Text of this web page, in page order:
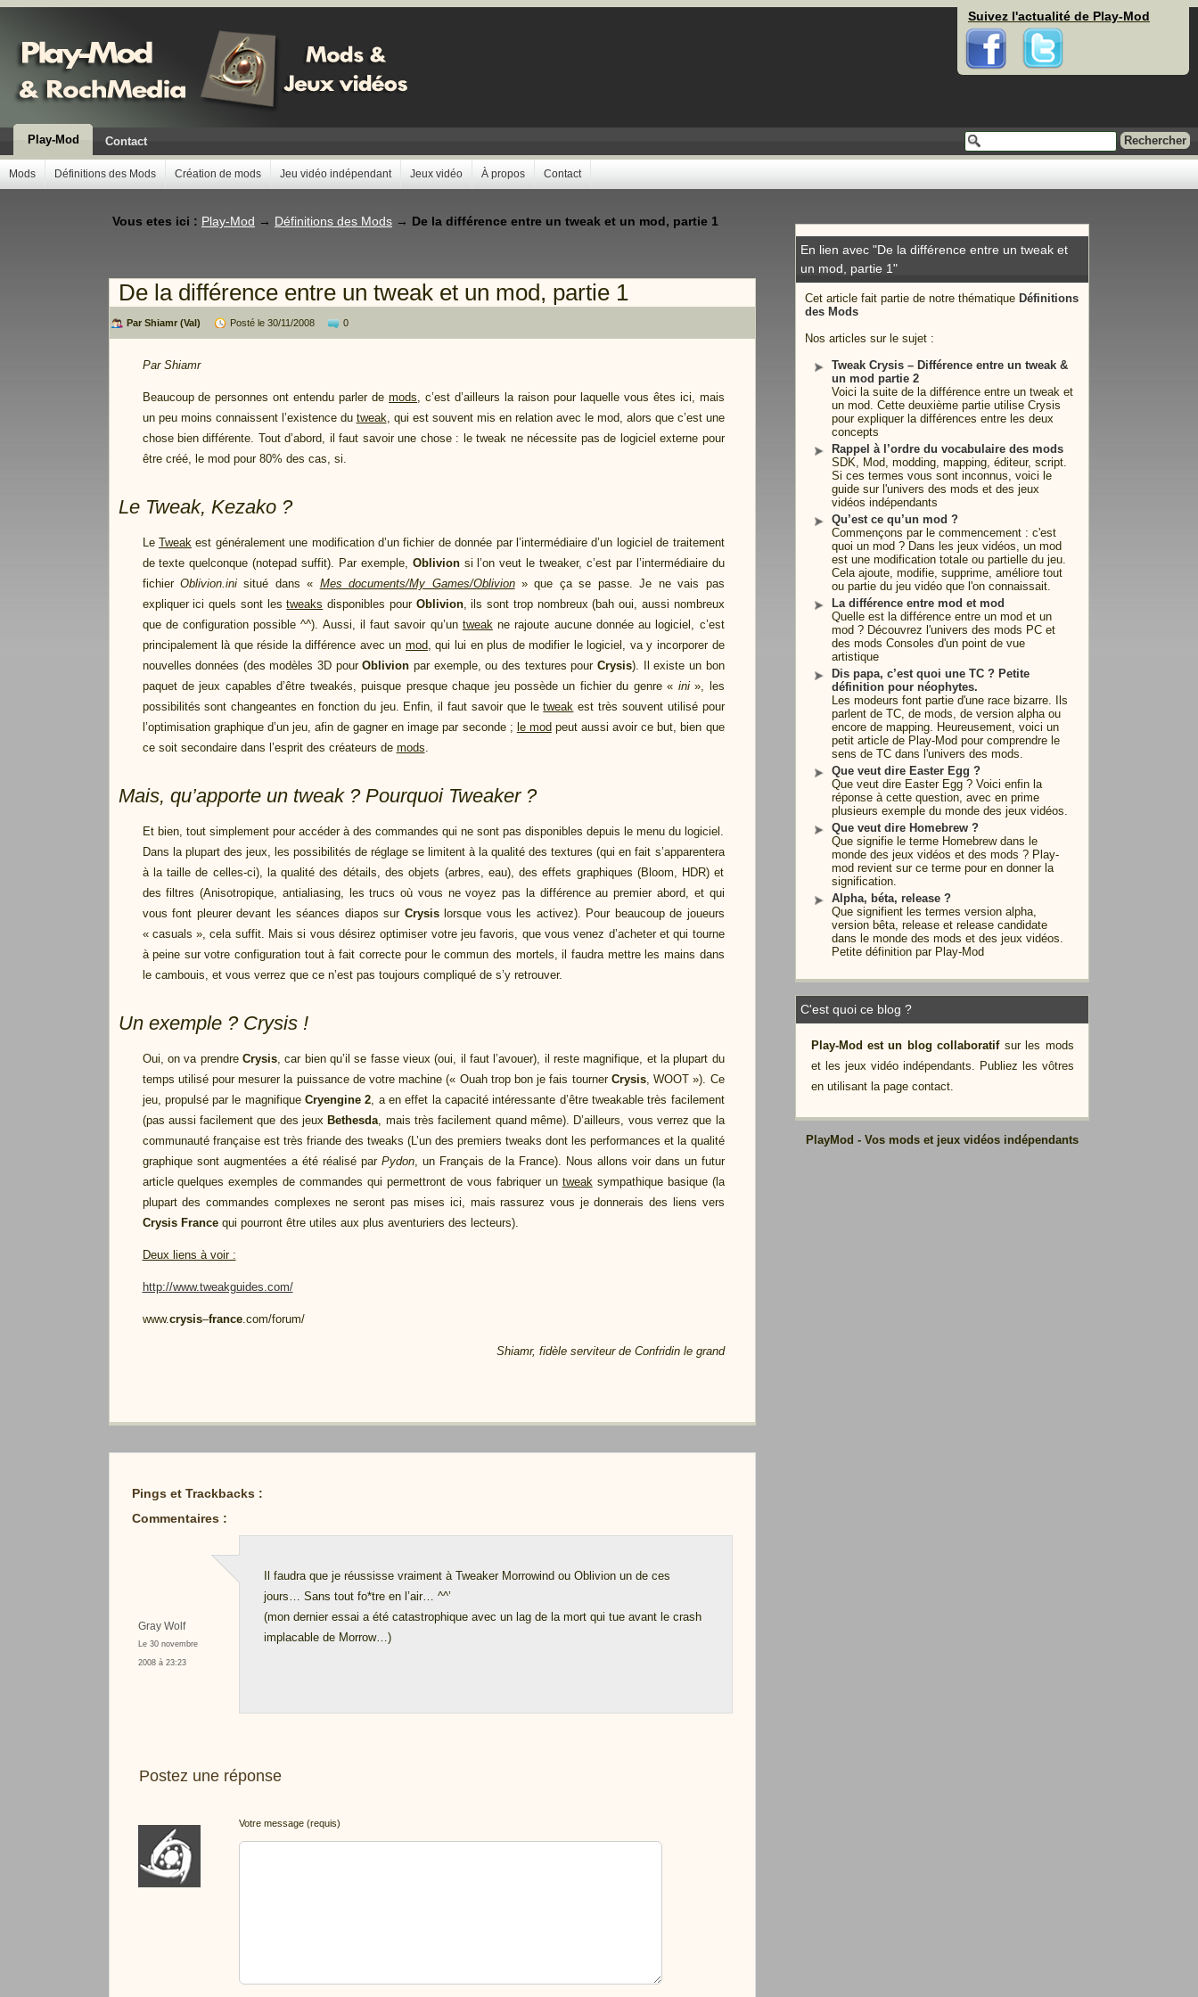
Suivez l'actualité de Play-Mod
Facebook Twitter
Play-Mod Contact
Mods Définitions des Mods Création de mods Jeu vidéo indépendant Jeux vidéo À propos Contact
Vous etes ici : Play-Mod → Définitions des Mods → De la différence entre un tweak et un mod, partie 1
De la différence entre un tweak et un mod, partie 1
Par Shiamr (Val) Posté le 30/11/2008 0
Par Shiamr
Beaucoup de personnes ont entendu parler demods, c’est d’ailleurs la raison pour laquelle vous êtes ici, mais
un peu moins connaissent l’existence du tweak, qui est souvent mis en relation avec le mod, alors que c’est une
chose bien différente. Tout d’abord, il faut savoir une chose : le tweak ne nécessite pas de logiciel externe pour
être créé, le mod pour 80% des cas, si.
Le Tweak, Kezako ?
Le Tweak est généralement une modification d’un fichier de donnée par l’intermédiaire d’un logiciel de traitement
de texte quelconque (notepad suffit). Par exemple, Oblivionsi l’on veut le tweaker, c’est par l’intermédiaire du
fichier Oblivion.inisitué dans « Mes documents/My Games/Oblivion» que ça se passe. Je ne vais pas
expliquer ici quels sont lestweaks disponibles pour Oblivion, ils sont trop nombreux (bah oui, aussi nombreux
que de configuration possible ^^). Aussi, il faut savoir qu’un tweakne rajoute aucune donnée au logiciel, c’est
principalement là que réside la différence avec un mod, qui lui en plus de modifier le logiciel, va y incorporer de
nouvelles données (des modèles 3D pourOblivion par exemple, ou des textures pour Crysis). Il existe un bon
paquet de jeux capables d’être tweakés, puisque presque chaque jeu possède un fichier du genre « ini», les
possibilités sont changeantes en fonction du jeu. Enfin, il faut savoir que letweak est très souvent utilisé pour
l’optimisation graphique d’un jeu, afin de gagner en image par seconde ; le mod peut aussi avoir ce but, bien que
ce soit secondaire dans l’esprit des créateurs de mods.
Mais, qu’apporte un tweak ? Pourquoi Tweaker ?
Et bien, tout simplement pour accéder à des commandes qui ne sont pas disponibles depuis le menu du logiciel.
Dans la plupart des jeux, les possibilités de réglage se limitent à la qualité des textures (qui en fait s’apparentera
à la taille de celles-ci), la qualité des détails, des objets (arbres, eau), des effets graphiques (Bloom, HDR) et
des filtres (Anisotropique, antialiasing, les trucs où vous ne voyez pas la différence au premier abord, et qui
vous font pleurer devant les séances diapos sur Crysislorsque vous les activez). Pour beaucoup de joueurs
« casuals », cela suffit. Mais si vous désirez optimiser votre jeu favoris, que vous venez d’acheter et qui tourne
à peine sur votre configuration tout à fait correcte pour le commun des mortels, il faudra mettre les mains dans
le cambouis, et vous verrez que ce n’est pas toujours compliqué de s’y retrouver.
Un exemple ? Crysis !
Oui, on va prendre Crysis, car bien qu’il se fasse vieux (oui, il faut l’avouer), il reste magnifique, et la plupart du
temps utilisé pour mesurer la puissance de votre machine (« Ouah trop bon je fais tourner Crysis, WOOT »). Ce
jeu, propulsé par le magnifiqueCryengine 2, a en effet la capacité intéressante d’être tweakable très facilement
(pas aussi facilement que des jeux Bethesda, mais très facilement quand même). D’ailleurs, vous verrez que la
communauté française est très friande des tweaks (L’un des premiers tweaks dont les performances et la qualité
graphique sont augmentées a été réalisé par Pydon, un Français de la France). Nous allons voir dans un futur
article quelques exemples de commandes qui permettront de vous fabriquer un tweaksympathique basique (la
plupart des commandes complexes ne seront pas mises ici, mais rassurez vous je donnerais des liens vers
Crysis Francequi pourront être utiles aux plus aventuriers des lecteurs).
Deux liens à voir :
http://www.tweakguides.com/
www.crysis–france.com/forum/
Shiamr, fidèle serviteur de Confridin le grand
Pings et Trackbacks :
Commentaires :
Gray Wolf
Le 30 novembre
2008 à 23:23
Il faudra que je réussisse vraiment à Tweaker Morrowind ou Oblivion un de ces
jours… Sans tout fo*tre en l’air… ^^’
(mon dernier essai a été catastrophique avec un lag de la mort qui tue avant le crash
implacable de Morrow…)
Postez une réponse
Votre message (requis)
En lien avec "De la différence entre un tweak et
un mod, partie 1"
Cet article fait partie de notre thématique Définitions
des Mods
Nos articles sur le sujet :
Tweak Crysis – Différence entre un tweak &
un mod partie 2
Voici la suite de la différence entre un tweak et
un mod. Cette deuxième partie utilise Crysis
pour expliquer la différences entre les deux
concepts
Rappel à l’ordre du vocabulaire des mods
SDK, Mod, modding, mapping, éditeur, script.
Si ces termes vous sont inconnus, voici le
guide sur l'univers des mods et des jeux
vidéos indépendants
Qu’est ce qu’un mod ?
Commençons par le commencement : c'est
quoi un mod ? Dans les jeux vidéos, un mod
est une modification totale ou partielle du jeu.
Cela ajoute, modifie, supprime, améliore tout
ou partie du jeu vidéo que l'on connaissait.
La différence entre mod et mod
Quelle est la différence entre un mod et un
mod ? Découvrez l'univers des mods PC et
des mods Consoles d'un point de vue
artistique
Dis papa, c’est quoi une TC ? Petite
définition pour néophytes.
Les modeurs font partie d'une race bizarre. Ils
parlent de TC, de mods, de version alpha ou
encore de mapping. Heureusement, voici un
petit article de Play-Mod pour comprendre le
sens de TC dans l'univers des mods.
Que veut dire Easter Egg ?
Que veut dire Easter Egg ? Voici enfin la
réponse à cette question, avec en prime
plusieurs exemple du monde des jeux vidéos.
Que veut dire Homebrew ?
Que signifie le terme Homebrew dans le
monde des jeux vidéos et des mods ? Play-
mod revient sur ce terme pour en donner la
signification.
Alpha, béta, release ?
Que signifient les termes version alpha,
version bêta, release et release candidate
dans le monde des mods et des jeux vidéos.
Petite définition par Play-Mod
C'est quoi ce blog ?
Play-Mod est un blog collaboratifsur les mods
et les jeux vidéo indépendants. Publiez les vôtres
en utilisant la page contact.
PlayMod - Vos mods et jeux vidéos indépendants